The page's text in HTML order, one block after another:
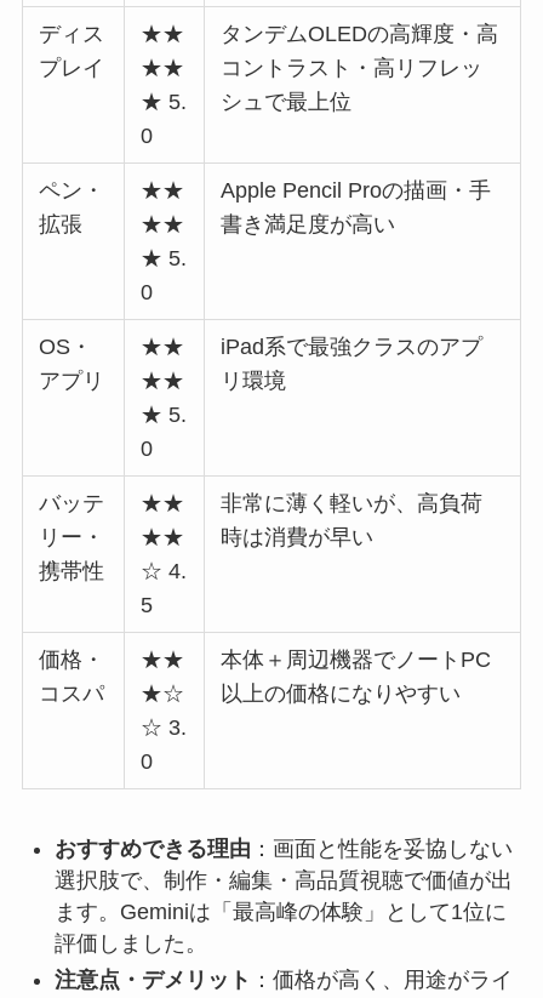
ディス
プレイ
★★
★★
★ 5.
0
タンデムOLEDの高輝度・高
コントラスト・高リフレッ
シュで最上位
ペン・
拡張
★★
★★
★ 5.
0
Apple Pencil Proの描画・手
書き満足度が高い
OS・
アプリ
★★
★★
★ 5.
0
iPad系で最強クラスのアプ
リ環境
バッテ
リー・
携帯性
★★
★★
☆ 4.
5
非常に薄く軽いが、高負荷
時は消費が早い
価格・
コスパ
★★
★☆
☆ 3.
0
本体＋周辺機器でノートPC
以上の価格になりやすい
おすすめできる理由 ：画面と性能を妥協しない
選択肢で、制作・編集・高品質視聴で価値が出
ます。Geminiは「最高峰の体験」として1位に
評価しました。
注意点・デメリット ：価格が高く、用途がライ